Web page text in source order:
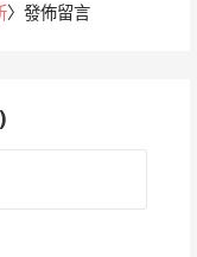
〉發佈留言